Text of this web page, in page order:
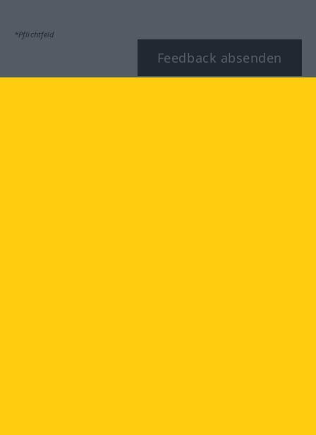
*Pflichtfeld
Feedback absenden